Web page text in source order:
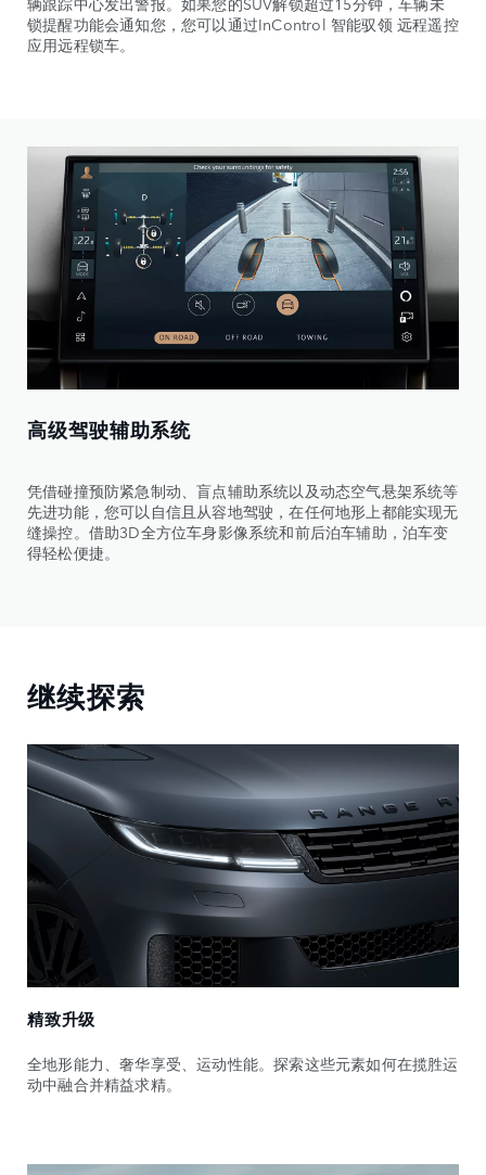
锁提醒功能会通知您，您可以通过InControl 智能驭领 远程遥控
应用远程锁车。
高级驾驶辅助系统
凭借碰撞预防紧急制动、盲点辅助系统以及动态空气悬架系统等
先进功能，您可以自信且从容地驾驶，在任何地形上都能实现无
缝操控。借助3D全方位车身影像系统和前后泊车辅助，泊车变
得轻松便捷。
继续探索
精致升级
全地形能力、奢华享受、运动性能。探索这些元素如何在揽胜运
动中融合并精益求精。